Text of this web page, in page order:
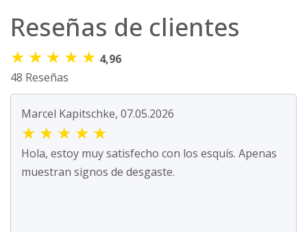
Reseñas de clientes
★ ★ ★ ★ ★ 4,96
48 Reseñas
Marcel Kapitschke, 07.05.2026
★ ★ ★ ★ ★
Hola, estoy muy satisfecho con los esquís. Apenas
muestran signos de desgaste.